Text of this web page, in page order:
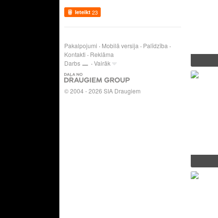
Ieteikt 23
Pakalpojumi Mobilā versija
Palīdzība
Kontakti
Reklāma
Darbs
Vairāk
© 2004 - 2026 SIA Draugiem